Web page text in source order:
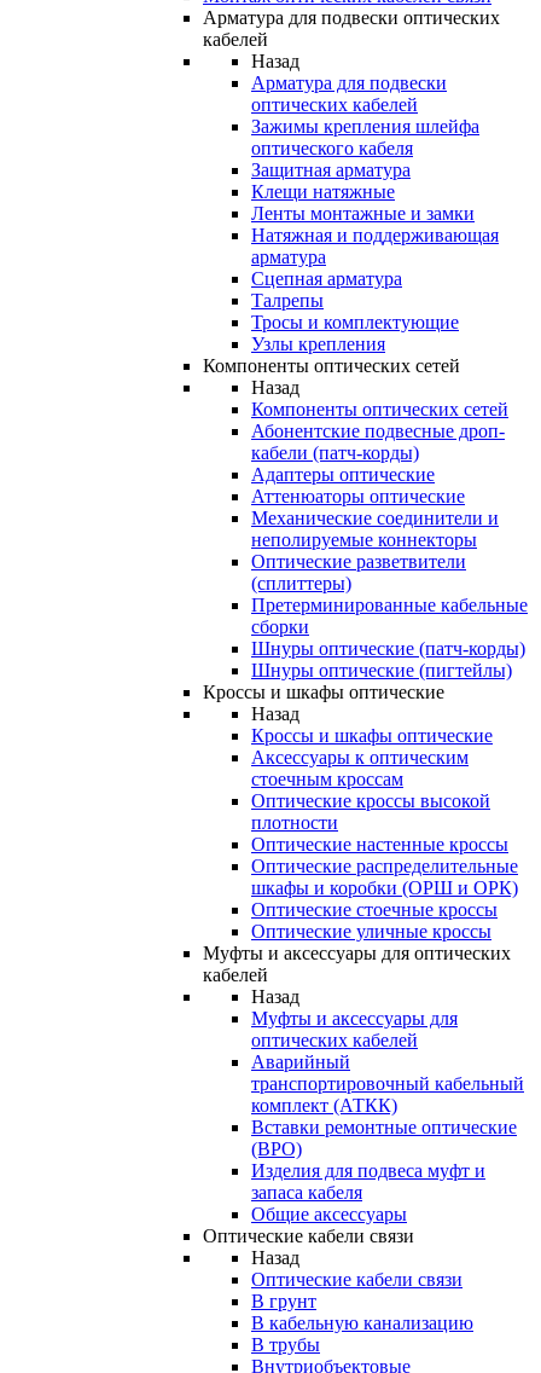
Арматура для подвески оптических
кабелей
Назад
Арматура для подвески
оптических кабелей
Зажимы крепления шлейфа
оптического кабеля
Защитная арматура
Клещи натяжные
Ленты монтажные и замки
Натяжная и поддерживающая
арматура
Сцепная арматура
Талрепы
Тросы и комплектующие
Узлы крепления
Компоненты оптических сетей
Назад
Компоненты оптических сетей
Абонентские подвесные дроп-
кабели (патч-корды)
Адаптеры оптические
Аттенюаторы оптические
Механические соединители и
неполируемые коннекторы
Оптические разветвители
(сплиттеры)
Претерминированные кабельные
сборки
Шнуры оптические (патч-корды)
Шнуры оптические (пигтейлы)
Кроссы и шкафы оптические
Назад
Кроссы и шкафы оптические
Аксессуары к оптическим
стоечным кроссам
Оптические кроссы высокой
плотности
Оптические настенные кроссы
Оптические распределительные
шкафы и коробки (ОРШ и ОРК)
Оптические стоечные кроссы
Оптические уличные кроссы
Муфты и аксессуары для оптических
кабелей
Назад
Муфты и аксессуары для
оптических кабелей
Аварийный
транспортировочный кабельный
комплект (АТКК)
Вставки ремонтные оптические
(ВРО)
Изделия для подвеса муфт и
запаса кабеля
Общие аксессуары
Оптические кабели связи
Назад
Оптические кабели связи
В грунт
В кабельную канализацию
В трубы
Внутриобъектовые